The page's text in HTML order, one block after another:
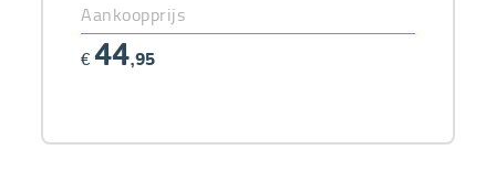
Aankoopprijs
€ 44,95